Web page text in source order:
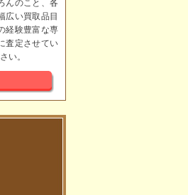
んのこと、各
広い買取品目
経験豊富な専
査定させてい
い。